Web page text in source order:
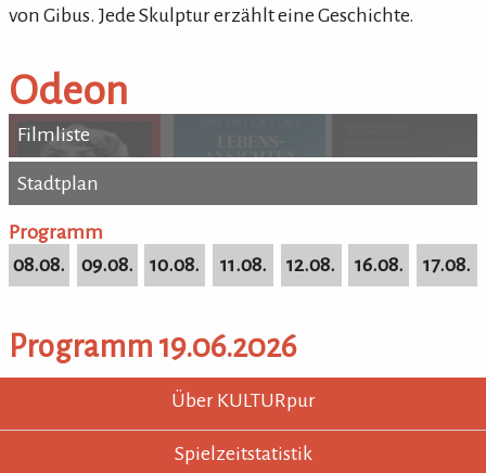
von Gibus. Jede Skulptur erzählt eine Geschichte.
Odeon
Filmliste
Stadtplan
Stadtplan
Programm
08.08.
09.08. 10.08. 11.08. 12.08. 16.08. 17.08.
Programm 19.06.2026
KULTURpur - wissen wo was läuft.
KULTURpur FooterÜber KULTURpur
Spielzeitstatistik